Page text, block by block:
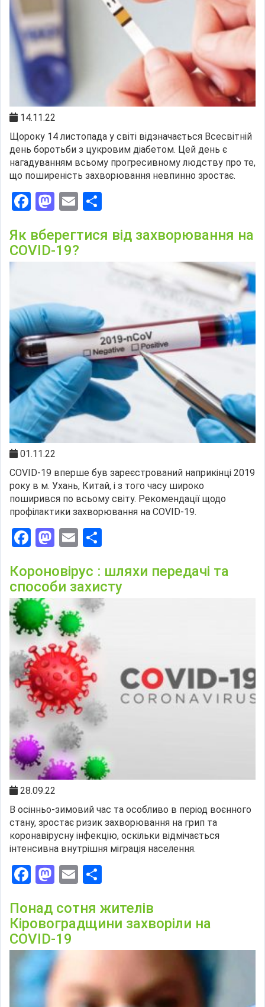
14.11.22
Щороку 14 листопада у світі відзначається Всесвітній
день боротьби з цукровим діабетом. Цей день є
нагадуванням всьому прогресивному людству про те,
що поширеність захворювання невпинно зростає.
Facebook
Mastodon
Email
Як вберегтися від захворювання на
COVID-19?
01.11.22
COVID-19 вперше був зареєстрований наприкінці 2019
року в м. Ухань, Китай, і з того часу широко
поширився по всьому світу. Рекомендації щодо
профілактики захворювання на COVID-19.
Facebook
Mastodon
Email
Короновірус : шляхи передачі та
способи захисту
28.09.22
В осінньо-зимовий час та особливо в період воєнного
стану, зростає ризик захворювання на грип та
коронавірусну інфекцію, оскільки відмічається
інтенсивна внутрішня міграція населення.
Facebook
Mastodon
Email
Понад сотня жителів
Кіровоградщини захворіли на
COVID-19